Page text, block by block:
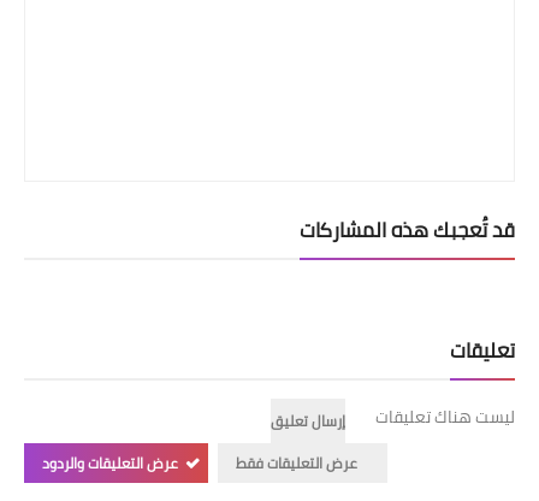
قد تُعجبك هذه المشاركات
تعليقات
ليست هناك تعليقات
إرسال تعليق
عرض التعليقات فقط
عرض التعليقات والردود